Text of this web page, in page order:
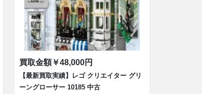
買取金額￥48,000円
【最新買取実績】レゴ クリエイター グリ
ーングローサー 10185 中古